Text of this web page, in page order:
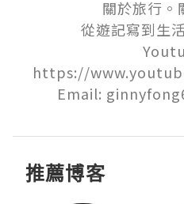
關於旅行。
從遊記寫到生
https://
Email:
推薦博客